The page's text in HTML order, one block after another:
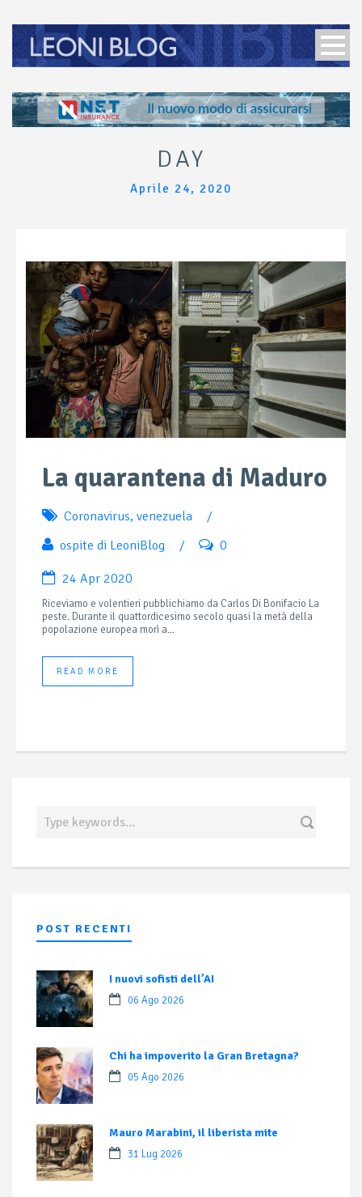
DAY
Aprile 24, 2020
La quarantena di Maduro
Coronavirus, venezuela
/
ospite di LeoniBlog
/ 0
24 Apr 2020
Riceviamo e volentieri pubblichiamo da Carlos Di Bonifacio La
peste. Durante il quattordicesimo secolo quasi la metà della
popolazione europea morì a...
READ MORE
POST RECENTI
I nuovi sofisti dell’AI
06 Ago 2026
Chi ha impoverito la Gran Bretagna?
05 Ago 2026
Mauro Marabini, il liberista mite
31 Lug 2026